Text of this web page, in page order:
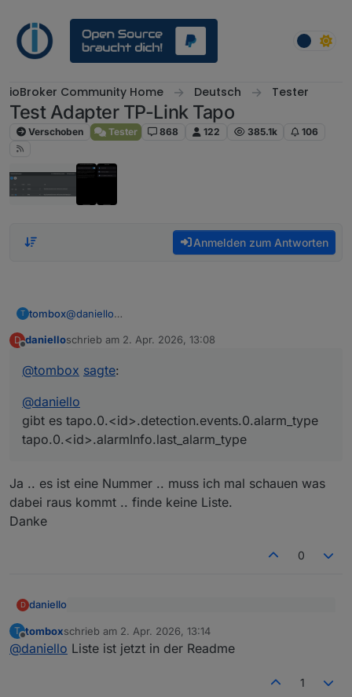
ioBroker Community Home Deutsch Tester
Test Adapter TP-Link Tapo
Verschoben Tester 868 122 385.1k 106
Anmelden zum Antworten
T tombox@daniello
tapo.0.<id>.alarmInfo.last_alarm_type
D danielloschrieb am 2. Apr. 2026, 13:08
zuletzt editiert von
@tombox sagte:
@daniello
gibt es tapo.0.<id>.detection.events.0.alarm_type
tapo.0.<id>.alarmInfo.last_alarm_type
Ja .. es ist eine Nummer .. muss ich mal schauen was
dabei raus kommt .. finde keine Liste.
Danke
0
D daniello
@daniello
gibt es tapo.0.<id>.detection.events.0.alarm_type
Ja .. es ist eine Nummer .. muss ich mal schauen was
dabei raus kommt .. finde keine Liste.
T
Offline
tomboxschrieb am 2. Apr. 2026, 13:14
zuletzt editiert von
@daniello Liste ist jetzt in der Readme
1